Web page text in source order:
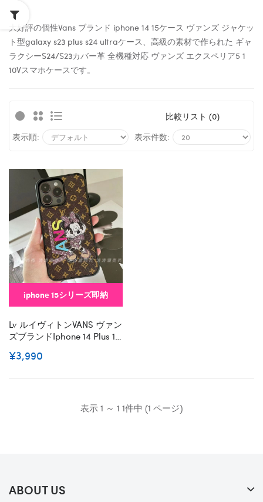
大好評の個性Vans ブランド iphone 14 15ケース ヴァンズ ジャケッ
ト型galaxy s23 plus s24 ultraケース、高級の素材で作られた ギャ
ラクシーS24/S23カバー革 全機種対応 ヴァンズ エクスペリア5 1
10Vスマホケースです。
比較リスト (0)
表示順:
表示件数:
iphone 15シリーズ即納
Lv ルイヴィトンVANS ヴァン
ズブランドiphone 14 Plus 15
アイフォン15 14+ 13 Pro Max
全機種対応ハイブランドケ
¥3,990
表示 1 ～ 1 1件中 (1 ページ)
ABOUT US